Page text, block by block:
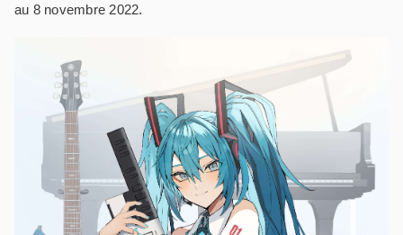
au 8 novembre 2022.